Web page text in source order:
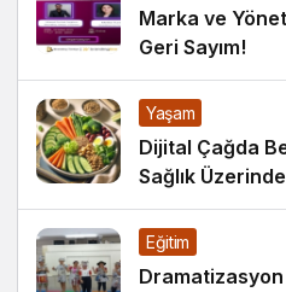
Marka ve
Geri Sayım!
Yaşam
Dijital Çağda
Sağlık
Alışkanlıklar
Eğitim